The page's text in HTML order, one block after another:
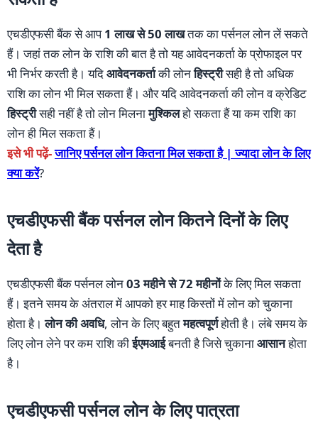
एचडीएफसी बैंक से आप1 लाख से 50 लाखतक का पर्सनल लोन लें सकते
हैं। जहां तक लोन के राशि की बात है तो यह आवेदनकर्ता के प्रोफाइल पर
भी निर्भर करती है। यदिआवेदनकर्ताकी लोनहिस्ट्रीसही है तो अधिक
राशि का लोन भी मिल सकता हैं। और यदि आवेदनकर्ता की लोन व क्रेडिट
हिस्ट्रीसही नहीं है तो लोन मिलनामुश्किलहो सकता हैं या कम राशि का
लोन ही मिल सकता हैं।
इसे भी पढ़ें-जानिए पर्सनल लोन कितना मिल सकता है | ज्यादा लोन के लिए
क्या करें?
एचडीएफसी बैंक पर्सनल लोन कितने दिनों के लिए
देता है
एचडीएफसी बैंक पर्सनल लोन03 महीने से 72 महीनोंके लिए मिल सकता
हैं। इतने समय के अंतराल में आपको हर माह किस्तों में लोन को चुकाना
होता है।लोन की अवधि, लोन के लिए बहुतमहत्वपूर्णहोती है। लंबे समय के
लिए लोन लेने पर कम राशि कीईएमआईबनती है जिसे चुकानाआसानहोता
है।
एचडीएफसी पर्सनल लोन के लिए पात्रता